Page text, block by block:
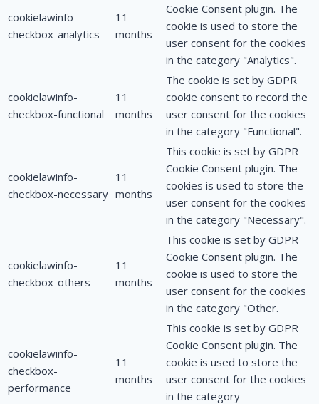
cookielawinfo-
checkbox-analytics
11
months
Cookie Consent plugin. The
cookie is used to store the
user consent for the cookies
in the category "Analytics".
cookielawinfo-
checkbox-functional
11
months
The cookie is set by GDPR
cookie consent to record the
user consent for the cookies
in the category "Functional".
cookielawinfo-
checkbox-necessary
11
months
This cookie is set by GDPR
Cookie Consent plugin. The
cookies is used to store the
user consent for the cookies
in the category "Necessary".
cookielawinfo-
checkbox-others
11
months
This cookie is set by GDPR
Cookie Consent plugin. The
cookie is used to store the
user consent for the cookies
in the category "Other.
cookielawinfo-
checkbox-
performance
11
months
This cookie is set by GDPR
Cookie Consent plugin. The
cookie is used to store the
user consent for the cookies
in the category